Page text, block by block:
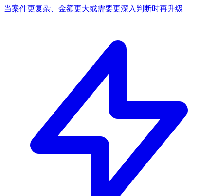
当案件更复杂、金额更大或需要更深入判断时再升级